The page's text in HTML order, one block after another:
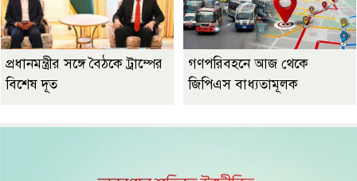
প্রধানমন্ত্রীর সঙ্গে বৈঠকে ট্রাম্পের
বিশেষ দূত
গণপরিবহনে আজ থেকে
জিপিএস বাধ্যতামূলক